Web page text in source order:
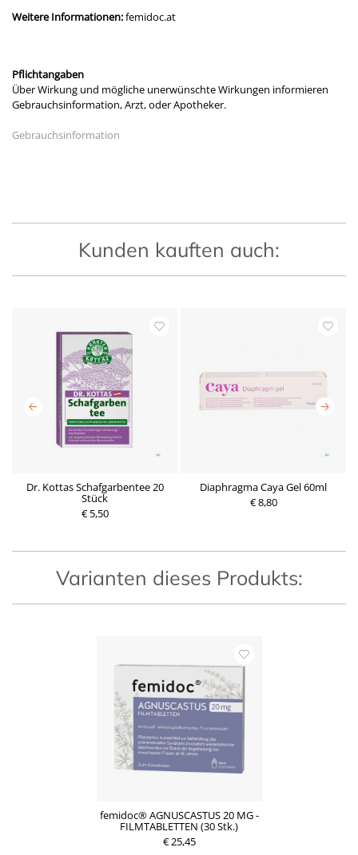
Weitere Informationen:femidoc.at
Pflichtangaben
Über Wirkung und mögliche unerwünschte Wirkungen informieren
Gebrauchsinformation, Arzt, oder Apotheker.
Gebrauchsinformation
Kunden kauften auch:
Dr. Kottas Schafgarbentee 20
Stück
€ 5,50
Diaphragma Caya Gel 60ml
€ 8,80
Varianten dieses Produkts:
femidoc® AGNUSCASTUS 20 MG -
FILMTABLETTEN (30 Stk.)
€ 25,45